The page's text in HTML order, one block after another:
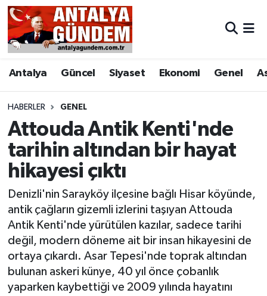
Antalya Güncel Siyaset Ekonomi Genel
HABERLER GENEL
Attouda Antik Kenti'nde
tarihin altından bir hayat
hikayesi çıktı
Denizli'nin Sarayköy ilçesine bağlı Hisar köyünde,
antik çağların gizemli izlerini taşıyan Attouda
Antik Kenti'nde yürütülen kazılar, sadece tarihi
değil, modern döneme ait bir insan hikayesini de
ortaya çıkardı. Asar Tepesi'nde toprak altından
bulunan askeri künye, 40 yıl önce çobanlık
yaparken kaybettiği ve 2009 yılında hayatını
Antalya
Asayiş
Bilim & Teknoloji
Bölge
EĞİTİM
Ekonomi
Genel
Görüntülü Haber
Güncel
Antalya Nöbetçi Eczaneler
Antalya Hava Durumu
Antalya Namaz Vakitleri
Antalya Trafik Yoğunluk Haritası
Süper Lig Puan Durumu ve Fikstür
Tüm Manşetler
Son Dakika Haberleri
Haber Arşivi